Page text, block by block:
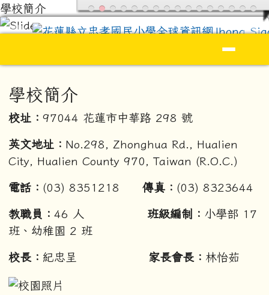
學校簡介跳至主內容區
花蓮縣立忠孝國民小學全球資訊
主內容區域
學校簡介
校址： 97044 花蓮市中華路 298 號
英文地址： No.298, Zhonghua Rd., Hualien
City, Hualien County 970, Taiwan (R.O.C.)
電話： (03) 8351218 傳真： (03) 8323644
教職員： 46 人 班級編制： 小學部 17
班、幼稚園 2 班
校長： 紀忠呈 家長會長： 林怡茹